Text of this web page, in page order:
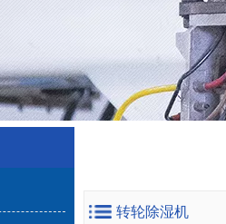
转轮除湿机